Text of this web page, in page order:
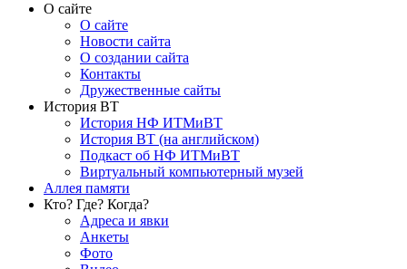
О сайте
О сайте
Новости сайта
О создании сайта
Контакты
Дружественные сайты
История ВТ
История НФ ИТМиВТ
История ВТ (на английском)
Подкаст об НФ ИТМиВТ
Виртуальный компьютерный музей
Аллея памяти
Кто? Где? Когда?
Адреса и явки
Анкеты
Фото